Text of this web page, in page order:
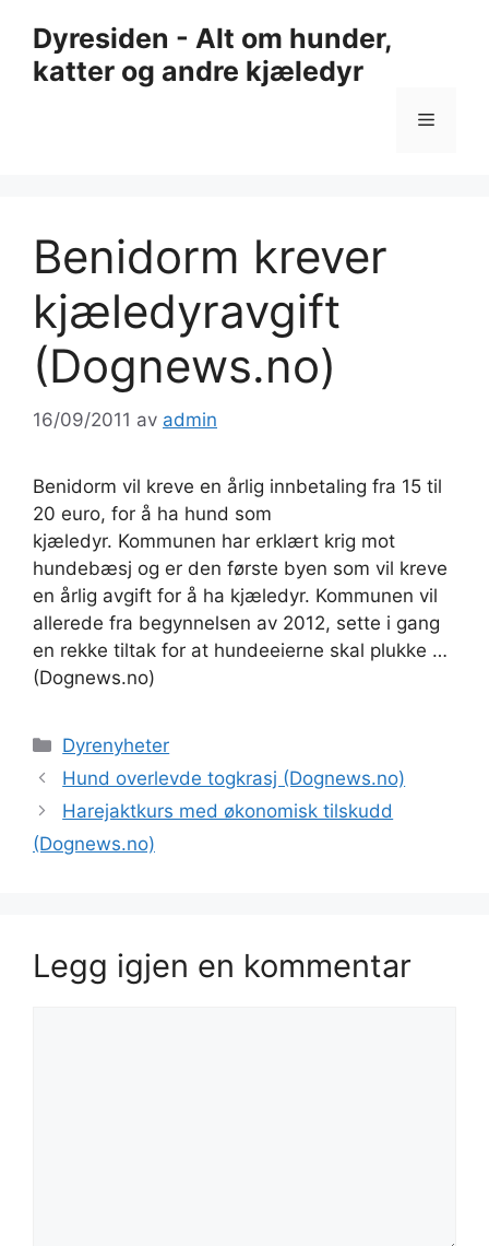
innhold
Dyresiden - Alt om hunder,
katter og andre kjæledyr
Meny
Benidorm krever
kjæledyravgift
(Dognews.no)
16/09/2011 av admin
Benidorm vil kreve en årlig innbetaling fra 15 til
20 euro, for å ha hund som
kjæledyr. Kommunen har erklært krig mot
hundebæsj og er den første byen som vil kreve
en årlig avgift for å ha kjæledyr. Kommunen vil
allerede fra begynnelsen av 2012, sette i gang
en rekke tiltak for at hundeeierne skal plukke …
(Dognews.no)
Kategorier
Dyrenyheter
Hund overlevde togkrasj (Dognews.no)
Harejaktkurs med økonomisk tilskudd
(Dognews.no)
Legg igjen en kommentar